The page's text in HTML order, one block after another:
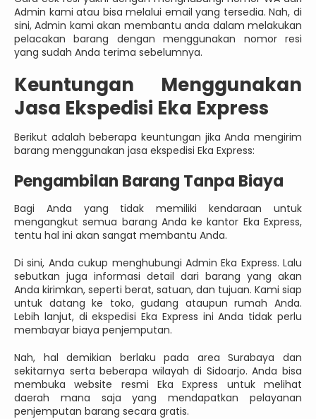
Admin kami atau bisa melalui email yang tersedia. Nah, di
sini, Admin kami akan membantu anda dalam melakukan
pelacakan barang dengan menggunakan nomor resi
yang sudah Anda terima sebelumnya.
Keuntungan Menggunakan
Jasa Ekspedisi Eka Express
Berikut adalah beberapa keuntungan jika Anda mengirim
barang menggunakan jasa ekspedisi Eka Express:
Pengambilan Barang Tanpa Biaya
Bagi Anda yang tidak memiliki kendaraan untuk
mengangkut semua barang Anda ke kantor Eka Express,
tentu hal ini akan sangat membantu Anda.
Di sini, Anda cukup menghubungi Admin Eka Express. Lalu
sebutkan juga informasi detail dari barang yang akan
Anda kirimkan, seperti berat, satuan, dan tujuan. Kami siap
untuk datang ke toko, gudang ataupun rumah Anda.
Lebih lanjut, di ekspedisi Eka Express ini Anda tidak perlu
membayar biaya penjemputan.
Nah, hal demikian berlaku pada area Surabaya dan
sekitarnya serta beberapa wilayah di Sidoarjo. Anda bisa
membuka website resmi Eka Express untuk melihat
daerah mana saja yang mendapatkan pelayanan
penjemputan barang secara gratis.